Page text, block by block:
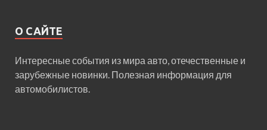
О САЙТЕ
Интересные события из мира авто, отечественные и
зарубежные новинки. Полезная информация для
автомобилистов.